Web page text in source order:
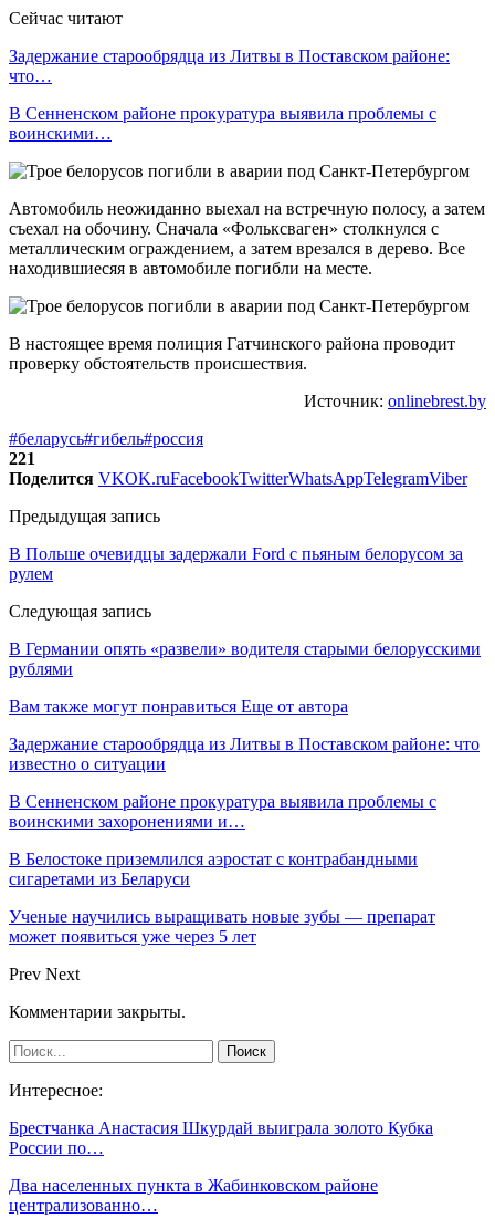
Сейчас читают
Задержание старообрядца из Литвы в Поставском районе:
что…
В Сенненском районе прокуратура выявила проблемы с
воинскими…
Автомобиль неожиданно выехал на встречную полосу, а затем
съехал на обочину. Сначала «Фольксваген» столкнулся с
металлическим ограждением, а затем врезался в дерево. Все
находившиесяя в автомобиле погибли на месте.
В настоящее время полиция Гатчинского района проводит
проверку обстоятельств происшествия.
Источник: onlinebrest.by
#беларусь#гибель#россия
221
Поделится VKOK.ruFacebookTwitterWhatsAppTelegramViber
Предыдущая запись
В Польше очевидцы задержали Ford c пьяным белорусом за
рулем
Следующая запись
В Германии опять «развели» водителя старыми белорусскими
рублями
Вам также могут понравиться Еще от автора
Задержание старообрядца из Литвы в Поставском районе: что
известно о ситуации
В Сенненском районе прокуратура выявила проблемы с
воинскими захоронениями и…
В Белостоке приземлился аэростат с контрабандными
сигаретами из Беларуси
Ученые научились выращивать новые зубы — препарат
может появиться уже через 5 лет
Prev Next
Комментарии закрыты.
Интересное:
Брестчанка Анастасия Шкурдай выиграла золото Кубка
России по…
Два населенных пункта в Жабинковском районе
централизованно…